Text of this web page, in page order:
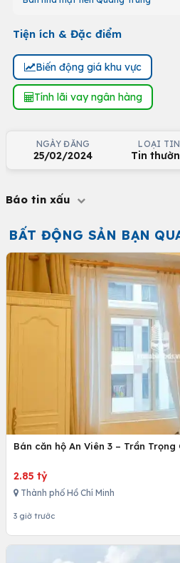
Tiện ích & Đặc điểm
Biến động giá khu vực
Tính lãi vay ngân hàng
NGÀY ĐĂNG
25/02/2024
LOẠI TIN
Tin
Báo tin xấu
BẤT ĐỘNG SẢN BẠN
Bán căn hộ An Viên 3 – Trần Trọng
2.85 tỷ
Thành phố Hồ Chí Minh
3 giờ trước